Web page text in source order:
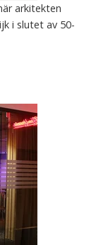
arkitekten
i slutet av 50-